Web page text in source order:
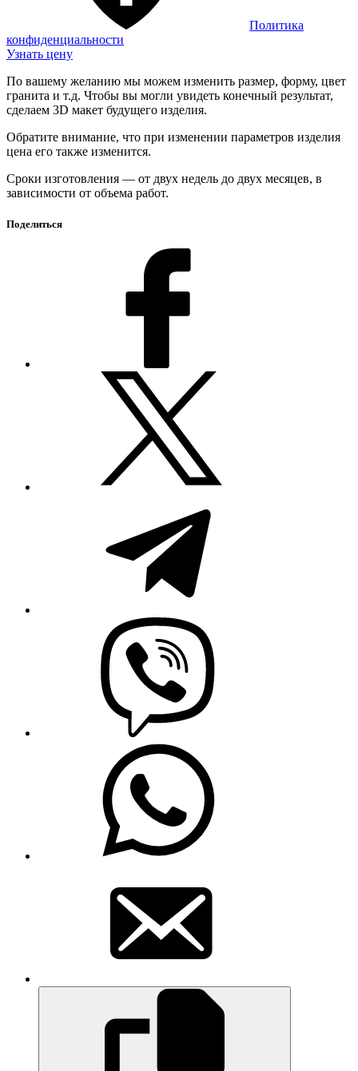
Политика
конфиденциальности
Узнать цену
По вашему желанию мы можем изменить размер, форму, цвет
гранита и т.д. Чтобы вы могли увидеть конечный результат,
сделаем 3D макет будущего изделия.
Обратите внимание, что при изменении параметров изделия
цена его также изменится.
Сроки изготовления — от двух недель до двух месяцев, в
зависимости от объема работ.
Поделиться